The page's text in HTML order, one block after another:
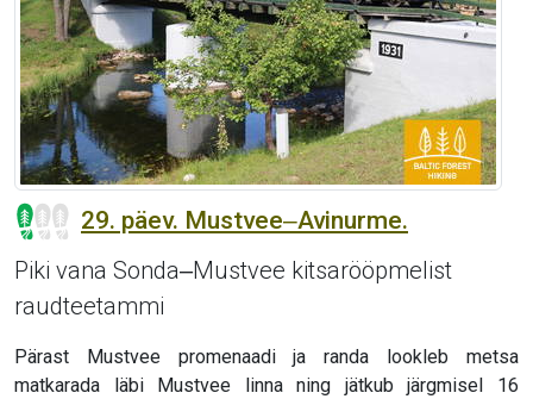
29. päev. Mustvee‒Avinurme.
Piki vana Sonda‒Mustvee kitsarööpmelist
raudteetammi
Pärast Mustvee promenaadi ja randa lookleb metsa
matkarada läbi Mustvee linna ning jätkub järgmisel 16